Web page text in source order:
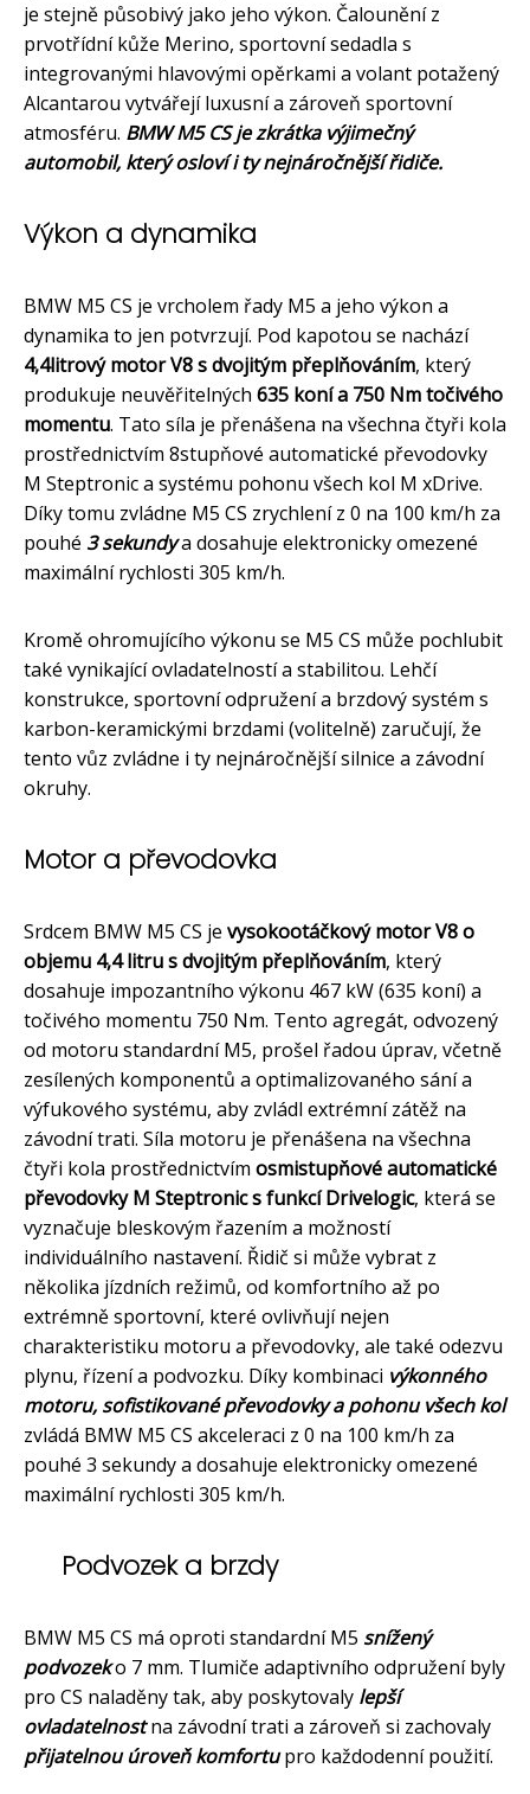
je stejně působivý jako jeho výkon. Čalounění z
prvotřídní kůže Merino, sportovní sedadla s
integrovanými hlavovými opěrkami a volant potažený
Alcantarou vytvářejí luxusní a zároveň sportovní
atmosféru. BMW M5 CS je zkrátka výjimečný
automobil, který osloví i ty nejnáročnější řidiče.
Výkon a dynamika
BMW M5 CS je vrcholem řady M5 a jeho výkon a
dynamika to jen potvrzují. Pod kapotou se nachází
4,4litrový motor V8 s dvojitým přeplňováním, který
produkuje neuvěřitelných 635 koní a 750 Nm točivého
momentu. Tato síla je přenášena na všechna čtyři kola
prostřednictvím 8stupňové automatické převodovky
M Steptronic a systému pohonu všech kol M xDrive.
Díky tomu zvládne M5 CS zrychlení z 0 na 100 km/h za
pouhé 3 sekundya dosahuje elektronicky omezené
maximální rychlosti 305 km/h.
Kromě ohromujícího výkonu se M5 CS může pochlubit
také vynikající ovladatelností a stabilitou. Lehčí
konstrukce, sportovní odpružení a brzdový systém s
karbon-keramickými brzdami (volitelně) zaručují, že
tento vůz zvládne i ty nejnáročnější silnice a závodní
okruhy.
Motor a převodovka
Srdcem BMW M5 CS je vysokootáčkový motor V8 o
objemu 4,4 litru s dvojitým přeplňováním, který
dosahuje impozantního výkonu 467 kW (635 koní) a
točivého momentu 750 Nm. Tento agregát, odvozený
od motoru standardní M5, prošel řadou úprav, včetně
zesílených komponentů a optimalizovaného sání a
výfukového systému, aby zvládl extrémní zátěž na
závodní trati. Síla motoru je přenášena na všechna
čtyři kola prostřednictvím osmistupňové automatické
převodovky M Steptronic s funkcí Drivelogic, která se
vyznačuje bleskovým řazením a možností
individuálního nastavení. Řidič si může vybrat z
několika jízdních režimů, od komfortního až po
extrémně sportovní, které ovlivňují nejen
charakteristiku motoru a převodovky, ale také odezvu
plynu, řízení a podvozku. Díky kombinaci výkonného
motoru, sofistikované převodovky a pohonu všech kol
zvládá BMW M5 CS akceleraci z 0 na 100 km/h za
pouhé 3 sekundy a dosahuje elektronicky omezené
maximální rychlosti 305 km/h.
Podvozek a brzdy
BMW M5 CS má oproti standardní M5 snížený
podvozeko 7 mm. Tlumiče adaptivního odpružení byly
pro CS naladěny tak, aby poskytovaly lepší
ovladatelnostna závodní trati a zároveň si zachovaly
přijatelnou úroveň komfortupro každodenní použití.